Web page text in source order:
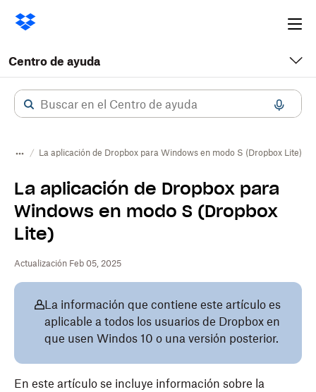
Centro de ayuda
La aplicación de Dropbox para Windows en modo S (Dropbox Lite)
La aplicación de Dropbox para
Windows en modo S (Dropbox
Lite)
Actualización Feb 05, 2025
La información que contiene este artículo es
aplicable a todos los usuarios de Dropbox en
que usen Windos 10 o una versión posterior.
En este artículo se incluye información sobre la